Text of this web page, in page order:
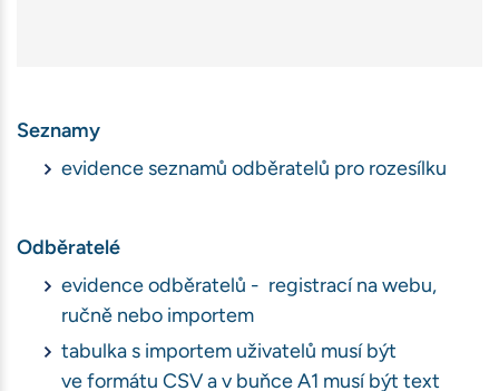
Seznamy
evidence seznamů odběratelů pro rozesílku
Odběratelé
evidence odběratelů - registrací na webu,
ručně nebo importem
tabulka s importem uživatelů musí být
ve formátu CSV a v buňce A1 musí být text